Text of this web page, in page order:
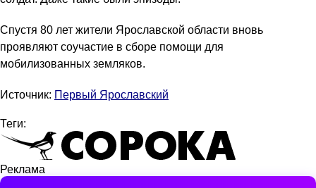
Спустя 80 лет жители Ярославской области вновь
проявляют соучастие в сборе помощи для
мобилизованных земляков.
Источник: Первый Ярославский
Теги:
Реклама